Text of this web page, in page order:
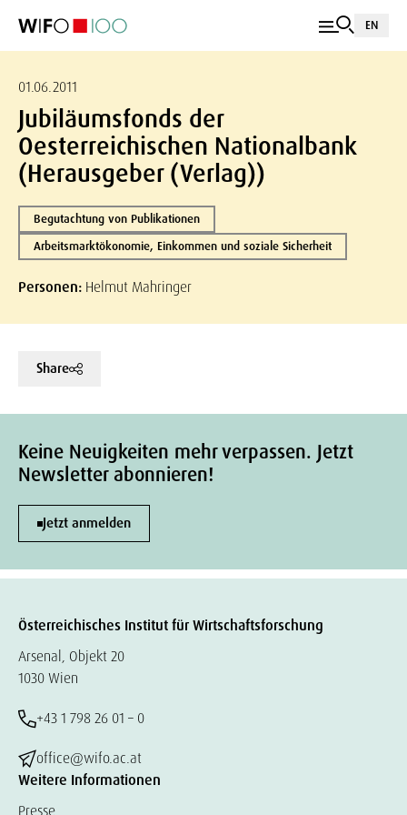
EN
01.06.2011
Jubiläumsfonds der
Oesterreichischen Nationalbank
(Herausgeber (Verlag))
Begutachtung von Publikationen
Arbeitsmarktökonomie, Einkommen und soziale Sicherheit
Personen: Helmut Mahringer
Share
Keine Neuigkeiten mehr verpassen. Jetzt
Newsletter abonnieren!
Jetzt anmelden
Österreichisches Institut für Wirtschaftsforschung
Arsenal, Objekt 20
1030 Wien
+43 1 798 26 01 – 0
office@wifo.ac.at
Weitere Informationen
Presse